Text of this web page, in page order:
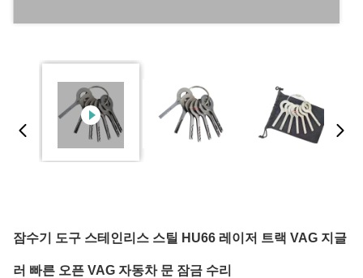
잠수기 도구 스테인리스 스틸 HU66 레이저 트랙 VAG 지글
러 빠른 오픈 VAG 자동차 문 잠금 수리